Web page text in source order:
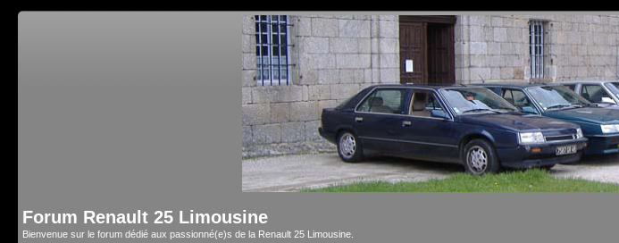
Forum Renault 25 Limousine
Bienvenue sur le forum dédié aux passionné(e)s de la Renault 25 Limousine.